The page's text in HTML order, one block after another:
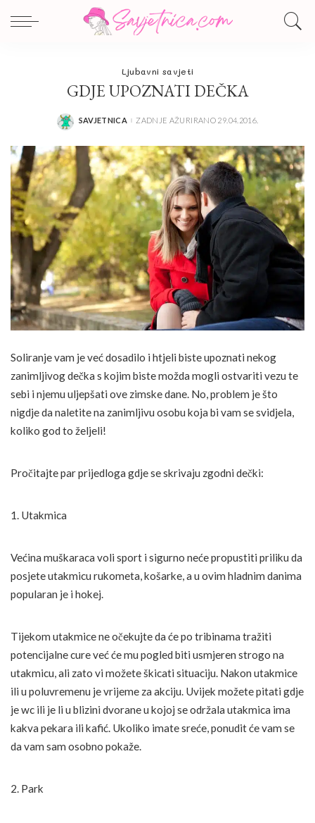
Ljubavni savjeti
GDJE UPOZNATI DEČKA
POSTED
SAVJETNICA ZADNJE AŽURIRANO 29.04.2016.
Soliranje vam je već dosadilo i htjeli biste upoznati nekog
zanimljivog dečka s kojim biste možda mogli ostvariti vezu te
sebi i njemu uljepšati ove zimske dane. No, problem je što
nigdje da naletite na zanimljivu osobu koja bi vam se svidjela,
koliko god to željeli!
Pročitajte par prijedloga gdje se skrivaju zgodni dečki:
1. Utakmica
Većina muškaraca voli sport i sigurno neće propustiti priliku da
posjete utakmicu rukometa, košarke, a u ovim hladnim danima
popularan je i hokej.
Tijekom utakmice ne očekujte da će po tribinama tražiti
potencijalne cure već će mu pogled biti usmjeren strogo na
utakmicu, ali zato vi možete škicati situaciju. Nakon utakmice
ili u poluvremenu je vrijeme za akciju. Uvijek možete pitati gdje
je wc ili je li u blizini dvorane u kojoj se održala utakmica ima
kakva pekara ili kafić. Ukoliko imate sreće, ponudit će vam se
da vam sam osobno pokaže.
2. Park